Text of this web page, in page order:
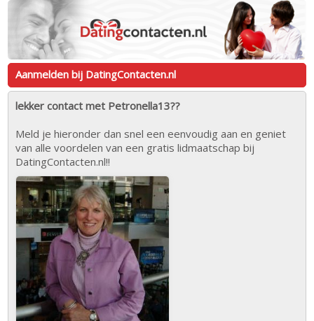
Aanmelden bij DatingContacten.nl
lekker contact met Petronella13??
Meld je hieronder dan snel een eenvoudig aan en geniet
van alle voordelen van een gratis lidmaatschap bij
DatingContacten.nl!!